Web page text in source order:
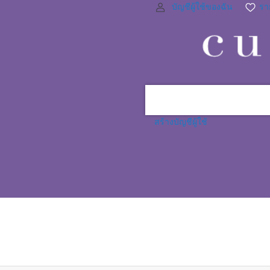
บัญชีผู้ใช้ของฉัน ร
สร้างบัญชีผู้ใช้